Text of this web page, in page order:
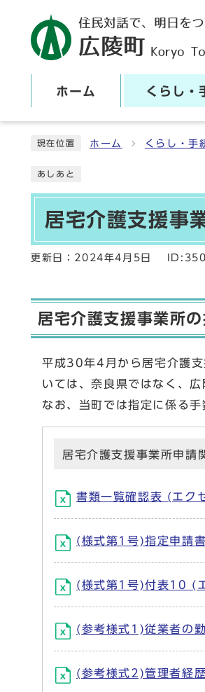
ホーム くらし・
現在位置 ホーム くらし・手
あしあと
居宅介護支援事
更新日： 2024年4月5日
居宅介護支援事業所
平成30年4月から居宅介護支
いては、奈良県ではなく、
なお、当町では指定に係る手
居宅介護支援事業所申請
書類一覧確認表 (エ
(様式第1号)指定申請
(様式第1号)付表10 (
(参考様式1)従業者の
(参考様式2)管理者経